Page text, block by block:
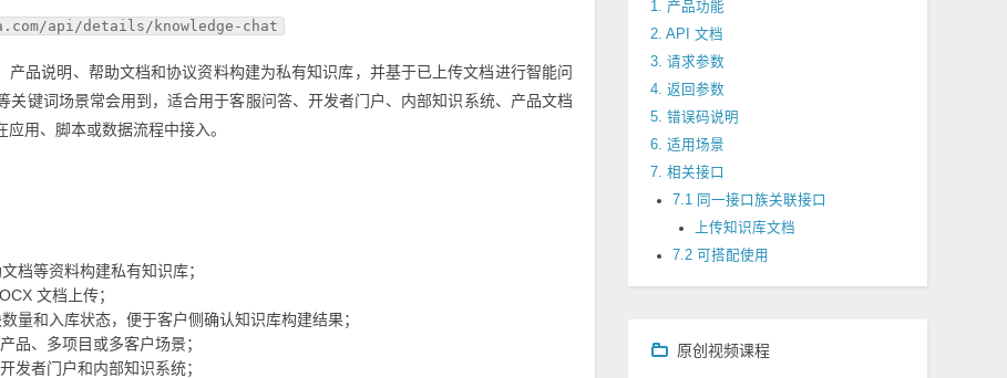
api/details/knowledge-chat
品说明、帮助文档和协议资料构建为私有知识库，并基于已上传文档进行智能问
关键词场景常会用到，适合用于客服问答、开发者门户、内部知识系统、产品文档
用、脚本或数据流程中接入。
档等资料构建私有知识库；
文档上传；
量和入库状态，便于客户侧确认知识库构建结果；
品、多项目或多客户场景；
发者门户和内部知识系统；
1. 产品功能
2. API 文档
3. 请求参数
4. 返回参数
5. 错误码说明
6. 适用场景
7. 相关接口
7.1 同一接口族关联接口
上传知识库文档
7.2 可搭配使用
原创视频课程